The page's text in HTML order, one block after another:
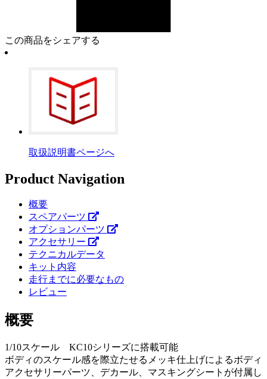
この商品をシェアする
取扱説明書ページへ
Product Navigation
概要
スペアパーツ
オプションパーツ
アクセサリー
テクニカルデータ
キット内容
走行までに必要なもの
レビュー
概要
1/10スケール KC10シリーズに搭載可能
ボディのスケール感を際立たせるメッキ仕上げによるボディ
アクセサリーパーツ、デカール、マスキングシートが付属し